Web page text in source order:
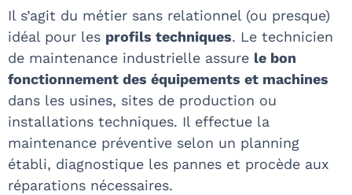
Il s’agit du métier sans relationnel (ou presque)
idéal pour les profils techniques. Le technicien
de maintenance industrielle assure le bon
fonctionnement des équipements et machines
dans les usines, sites de production ou
installations techniques. Il effectue la
maintenance préventive selon un planning
établi, diagnostique les pannes et procède aux
réparations nécessaires.